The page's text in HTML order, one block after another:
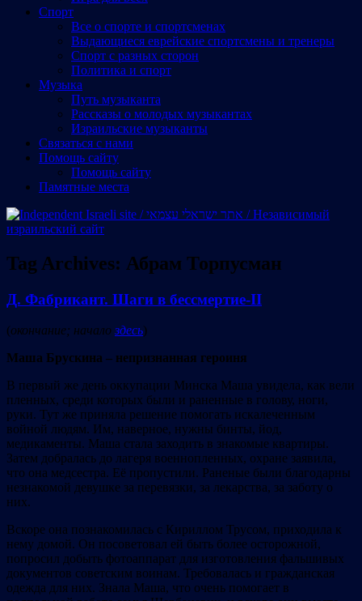
Спорт
Все о спорте и спортсменах
Выдающиеся еврейские спортсмены и тренеры
Спорт с разных сторон
Политика и спорт
Музыка
Путь музыканта
Рассказы о молодых музыкантах
Израильские музыканты
Cвязаться с нами
Помощь сайту
Помощь сайту
Памятные места
Tag Archives: Абрам Торпусман
Д. Фабрикант. Шаги в бессмертие-II
(окончание; начало здесь)
Маша Брускина – непризнанная героиня
В первый же день оккупации Минска Маша увидела, как вели
пленных, среди которых были и раненные в голову, ноги,
руки. Тут же приняла решение помогать искалеченным
войной людям. Им, наверное, нужны бинты, йод,
медикаменты. Маша стала заходить в знакомые квартиры.
Затем добралась до лагеря военнопленных, охране заявила,
что она медсестра. Её пропустили. Раненые были благодарны
незнакомой девушке за перевязки, за лекарства, за заботу о
них.
Вскоре она познакомилась с Кириллом Трусом, приходила к
нему домой. Он посоветовал ей быть более осторожной,
попросил добыть фотоаппарат для изготовления фальшивых
документов советским воинам. Требовалась и гражданская
одежда для них. Знала Маша, что очень помогает в